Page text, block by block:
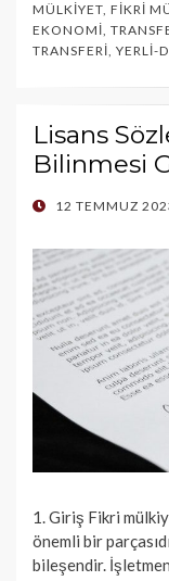
MÜLKIYET, FIKRI
EKONOMI,
TRANSFERI, YERLI-
Lisans
Bilinmesi
POSTED
12 TEMMUZ
1. Giriş Fikri
önemli bir
bileşendir.